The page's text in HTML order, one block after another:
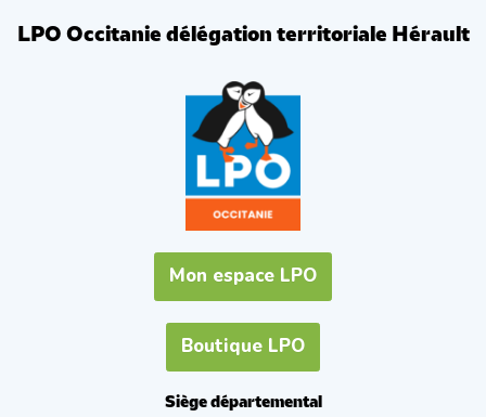
LPO Occitanie délégation territoriale Hérault
Mon espace LPO
Boutique LPO
Siège départemental